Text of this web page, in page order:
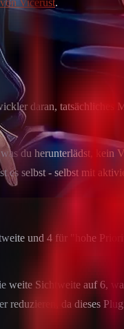
von Vicerust.
daran, tatsächliches
du herunterlädst, kein
es selbst - selbst mit
und 4 für "hohe
weite Sichtweite auf 6,
da dieses